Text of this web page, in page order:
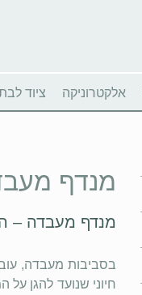
אלקטרוניקה ציוד
מנדף
מנדף מעבדה –
בסביבות מעבדה,
חיוני שנועד להגן